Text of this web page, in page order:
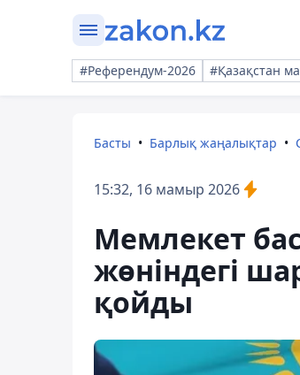
#Референдум-2026 #Қазақстан
Басты Барлық жаңалықтар
15:32, 16 мамыр 2026
Мемлекет
жөніндегі
қойды